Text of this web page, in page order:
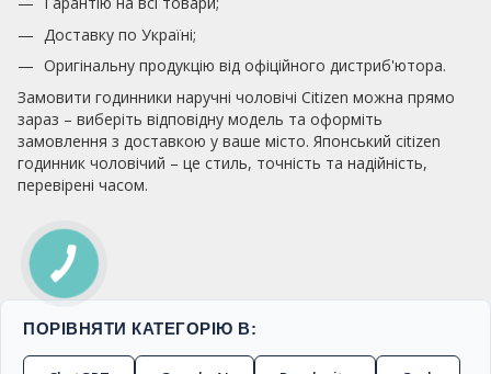
Доставку по Україні;
Оригінальну продукцію від офіційного дистриб'ютора.
Замовити годинники наручні чоловічі Citizen можна прямо
зараз – виберіть відповідну модель та оформіть
замовлення з доставкою у ваше місто. Японський citizen
годинник чоловічий – це стиль, точність та надійність,
перевірені часом.
ПОРІВНЯТИ КАТЕГОРІЮ В: